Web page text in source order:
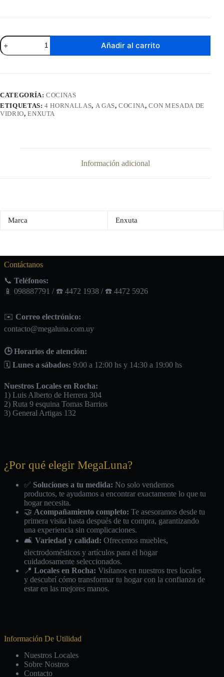
Cocina
a
Gas
Con
Mesada
de
Añadir al carrito
CATEGORÍA:COCINAS
ETIQUETAS:4 HORNALLAS, A GAS,COCINA,CON MESADA DE
VIDRIO,ENXUTA
Información adicional
Marca Enxuta
Contáctanos
📞 Teléfonos:
📱 098887791 / ☎️ 4472 1938 / ☎️ 4472 5926
✉️ Correo electrónico:
contacto@megaluna.com.uy
🕒 Horarios de atención:
🗓️ Lunes a sábados: 9:00 a 12:00 hs y 14:30 a 19:00 hs
Nuestros Locales en Rocha:
1) Luis Alberto de Herrera 304
2) Ruta 9 esquina Tomas Barrios
3) General Artigas 132
¿Por qué elegir MegaLuna?
✅ Soluciones a tu medida: No solo vendemos
productos, te ayudamos a encontrar exactamente lo que tu
hogar necesita.
🤝 Acompañamiento completo: Te asesoramos desde tu
primera visita hasta después de tu compra, garantizando
una experiencia sin complicaciones.
🛋️ Variedad y calidad: Ofrecemos muebles,
electrodomésticos y artículos para el hogar
cuidadosamente seleccionados.
📍 Locales en Rocha: Visítanos en nuestros tres locales
y descubrí cómo transformar tu hogar con la confianza de
estar en las mejores manos.
Información De Utilidad
Nuestros Locales
Sobre Nostros
Contacto